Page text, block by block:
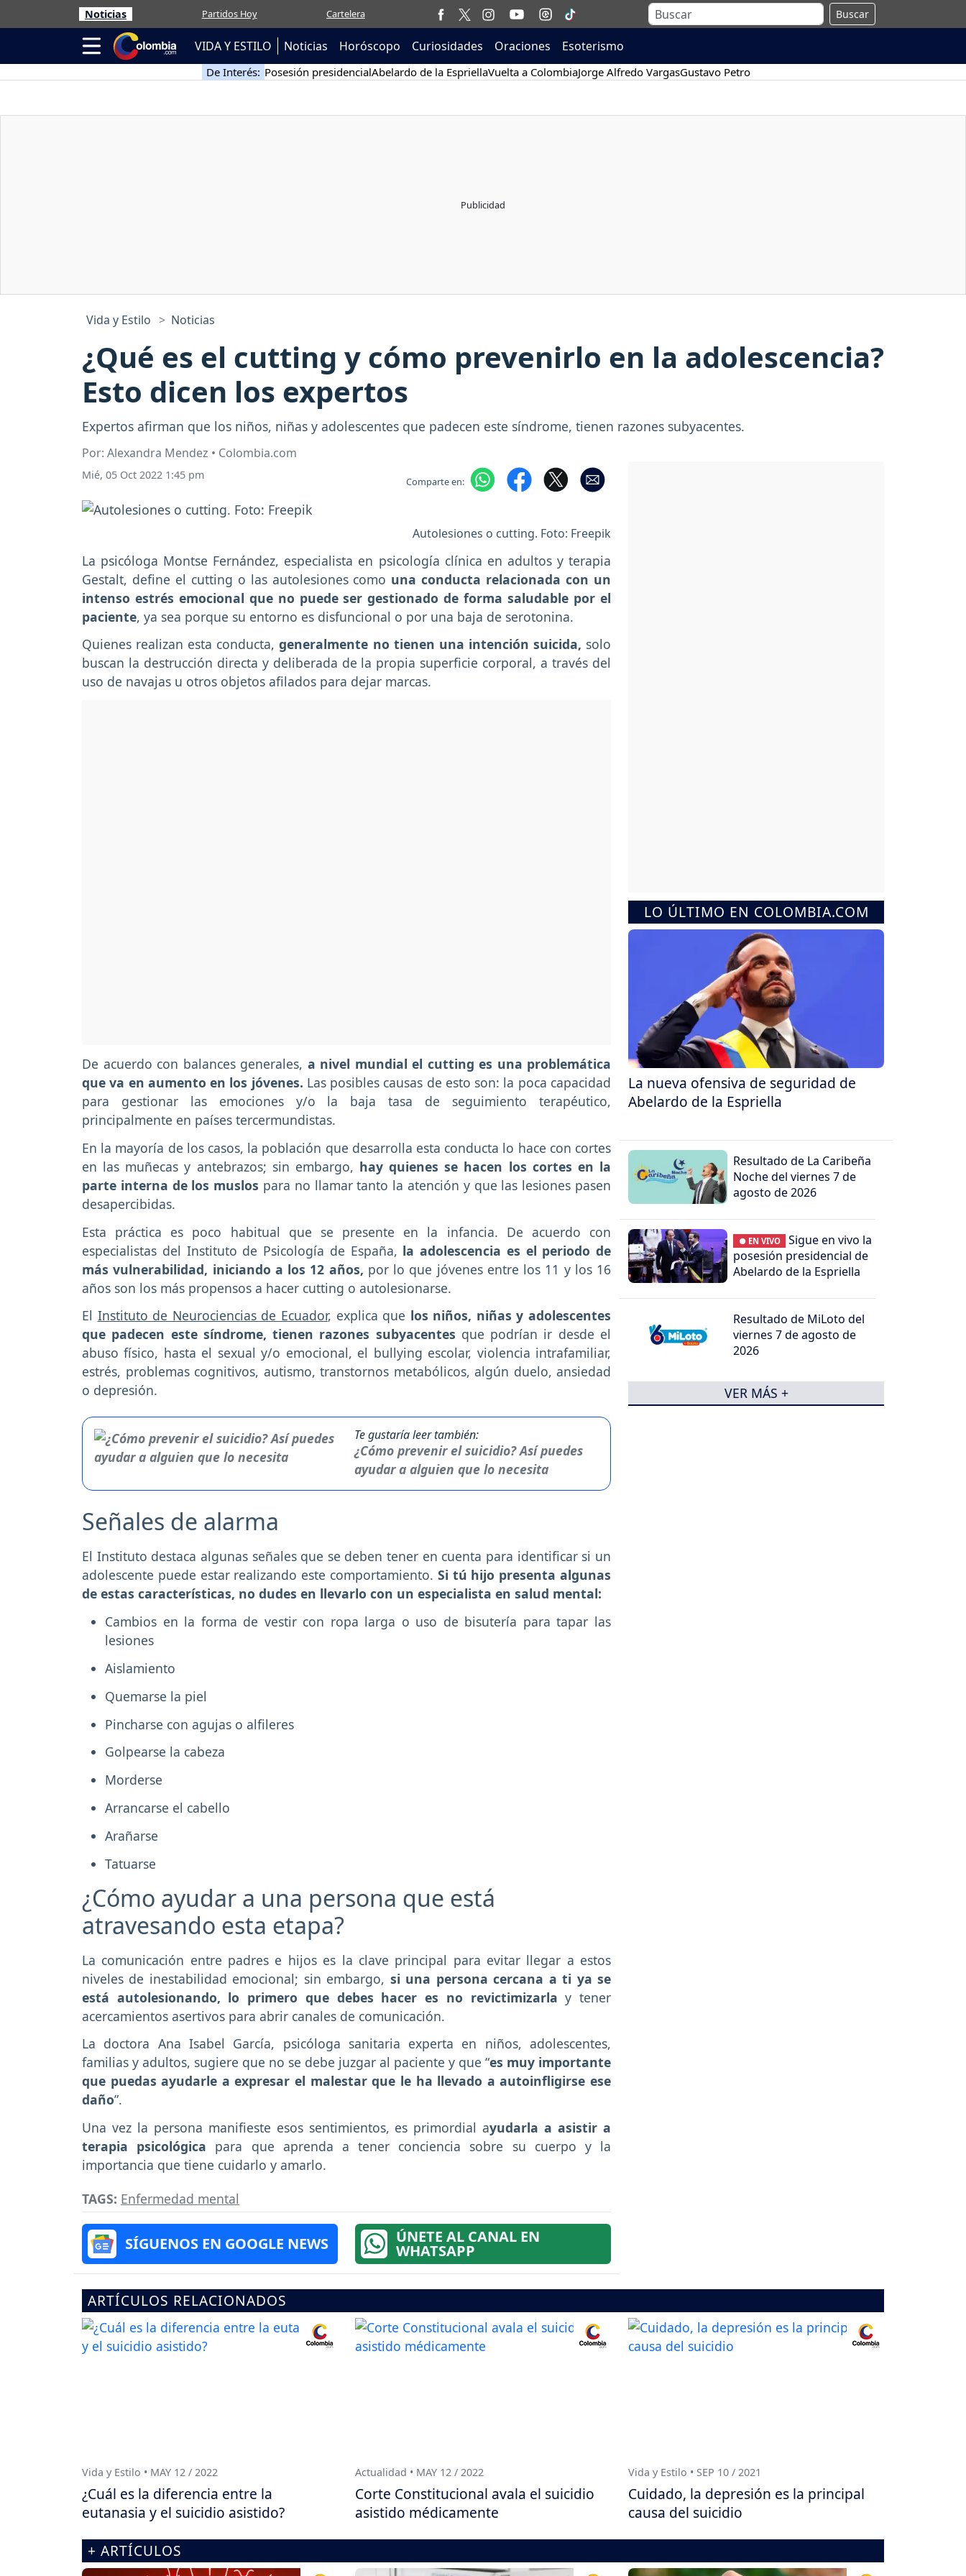
Noticias Partidos Hoy Cartelera Buscar
VIDA Y ESTILO Noticias Horóscopo Curiosidades Oraciones Esoterismo
De Interés: Posesión presidencialAbelardo de la EspriellaVuelta a ColombiaJorge Alfredo VargasGustavo Petro
Vida y Estilo Noticias
¿Qué es el cutting y cómo prevenirlo en la adolescencia?
Esto dicen los expertos
Expertos afirman que los niños, niñas y adolescentes que padecen este síndrome, tienen razones subyacentes.
Por: Alexandra Mendez • Colombia.com
Mié, 05 Oct 2022 1:45 pm Comparte en:
Autolesiones o cutting. Foto: Freepik
La psicóloga Montse Fernández, especialista en psicología clínica en adultos y terapia
Gestalt, define el cutting o las autolesiones como una conducta relacionada con un
intenso estrés emocional que no puede ser gestionado de forma saludable por el
paciente, ya sea porque su entorno es disfuncional o por una baja de serotonina.
Quienes realizan esta conducta,generalmente no tienen una intención suicida, solo
buscan la destrucción directa y deliberada de la propia superficie corporal, a través del
uso de navajas u otros objetos afilados para dejar marcas.
De acuerdo con balances generales, a nivel mundial el cutting es una problemática
que va en aumento en los jóvenes. Las posibles causas de esto son: la poca capacidad
para gestionar las emociones y/o la baja tasa de seguimiento terapéutico,
principalmente en países tercermundistas.
En la mayoría de los casos, la población que desarrolla esta conducta lo hace con cortes
en las muñecas y antebrazos; sin embargo, hay quienes se hacen los cortes en la
parte interna de los muslos para no llamar tanto la atención y que las lesiones pasen
desapercibidas.
Esta práctica es poco habitual que se presente en la infancia. De acuerdo con
especialistas del Instituto de Psicología de España, la adolescencia es el periodo de
más vulnerabilidad, iniciando a los 12 años, por lo que jóvenes entre los 11 y los 16
años son los más propensos a hacer cutting o autolesionarse.
El Instituto de Neurociencias de Ecuador, explica que los niños, niñas y adolescentes
que padecen este síndrome, tienen razones subyacentes que podrían ir desde el
abuso físico, hasta el sexual y/o emocional, el bullying escolar, violencia intrafamiliar,
estrés, problemas cognitivos, autismo, transtornos metabólicos, algún duelo, ansiedad
o depresión.
Te gustaría leer también:
¿Cómo prevenir el suicidio? Así puedes
ayudar a alguien que lo necesita
Señales de alarma
El Instituto destaca algunas señales que se deben tener en cuenta para identificar si un
adolescente puede estar realizando este comportamiento. Si tú hijo presenta algunas
de estas características, no dudes en llevarlo con un especialista en salud mental:
Cambios en la forma de vestir con ropa larga o uso de bisutería para tapar las
lesiones
Aislamiento
Quemarse la piel
Pincharse con agujas o alfileres
Golpearse la cabeza
Morderse
Arrancarse el cabello
Arañarse
Tatuarse
¿Cómo ayudar a una persona que está
atravesando esta etapa?
La comunicación entre padres e hijos es la clave principal para evitar llegar a estos
niveles de inestabilidad emocional; sin embargo, si una persona cercana a ti ya se
está autolesionando, lo primero que debes hacer es no revictimizarla y tener
acercamientos asertivos para abrir canales de comunicación.
La doctora Ana Isabel García, psicóloga sanitaria experta en niños, adolescentes,
familias y adultos, sugiere que no se debe juzgar al paciente y que “es muy importante
que puedas ayudarle a expresar el malestar que le ha llevado a autoinfligirse ese
daño”.
Una vez la persona manifieste esos sentimientos, es primordial ayudarla a asistir a
terapia psicológica para que aprenda a tener conciencia sobre su cuerpo y la
importancia que tiene cuidarlo y amarlo.
TAGS: Enfermedad mental
SÍGUENOS EN GOOGLE NEWS ÚNETE AL CANAL EN
WHATSAPP
LO ÚLTIMO EN COLOMBIA.COM
La nueva ofensiva de seguridad de
Abelardo de la Espriella
Resultado de La Caribeña
Noche del viernes 7 de
agosto de 2026
● EN VIVO
Sigue en vivo la
posesión presidencial de
Abelardo de la Espriella
Resultado de MiLoto del
viernes 7 de agosto de
2026
VER MÁS +
ARTÍCULOS RELACIONADOS
Vida y Estilo • MAY 12 / 2022
¿Cuál es la diferencia entre la
eutanasia y el suicidio asistido?
Actualidad • MAY 12 / 2022
Corte Constitucional avala el suicidio
asistido médicamente
Vida y Estilo • SEP 10 / 2021
Cuidado, la depresión es la principal
causa del suicidio
+ ARTÍCULOS